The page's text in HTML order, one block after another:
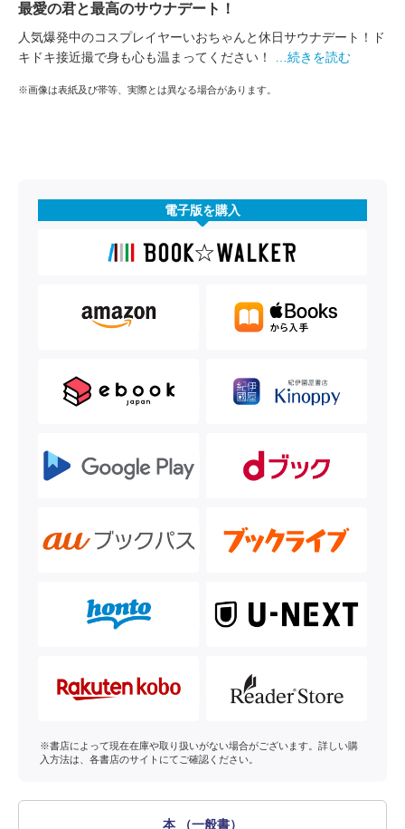
最愛の君と最高のサウナデート！
人気爆発中のコスプレイヤーいおちゃんと休日サウナデート！ド
キドキ接近撮で身も心も温まってください！
…続きを読む
※画像は表紙及び帯等、実際とは異なる場合があります。
電子版を購入
※書店によって現在在庫や取り扱いがない場合がございます。詳しい購
入方法は、各書店のサイトにてご確認ください。
本 （一般書）